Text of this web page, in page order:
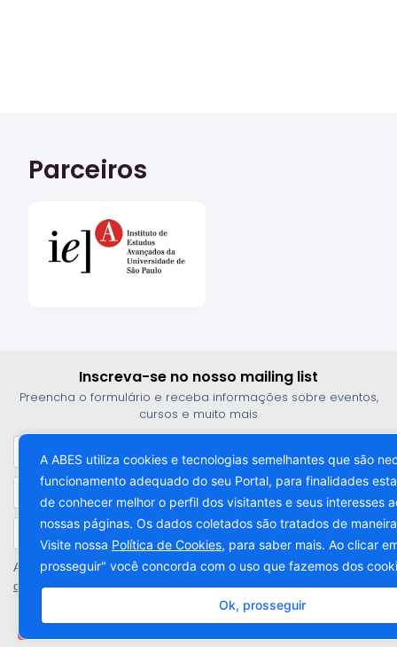
A ABES utiliza cookies e tecnologias semelhantes que são
funcionamento adequado do seu Portal, para finalidades
de conhecer melhor o perfil dos visitantes e seus interesses
nossas páginas. Os dados coletados são tratados de
Visite nossa Política de Cookies, para saber mais. Ao clicar
prosseguir" você concorda com o uso que fazemos dos
Ok, prosseguir
Parceiros
Inscreva-se no nosso mailing list
Preencha o formulário e receba informações sobre eventos,
cursos e muito mais
Ao informar meus dados, estou ciente das diretrizes daPolítica
de Privacidade.
Cadastre-se